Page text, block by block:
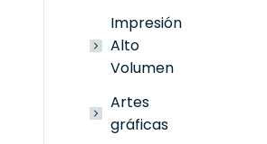
Impresión
Alto
Volumen
Artes
gráficas